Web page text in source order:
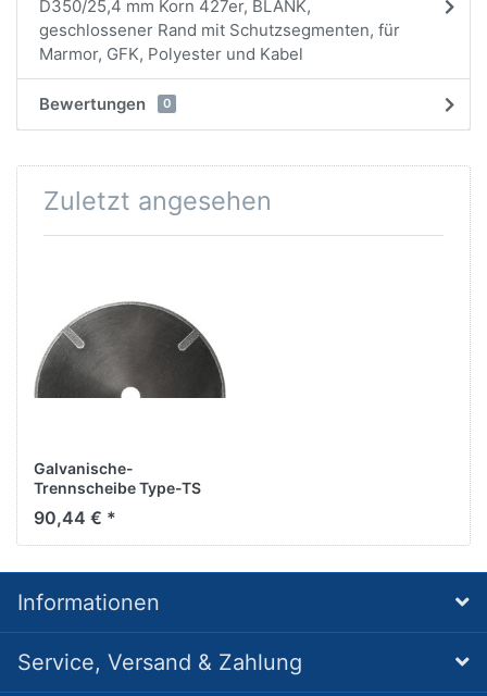
D350/25,4 mm Korn 427er, BLANK,
geschlossener Rand mit Schutzsegmenten, für
Marmor, GFK, Polyester und Kabel
Bewertungen 0
Zuletzt angesehen
Galvanische-
Trennscheibe Type-TS
82, D350/25,4 mm
90,44 € *
Informationen
Service, Versand & Zahlung